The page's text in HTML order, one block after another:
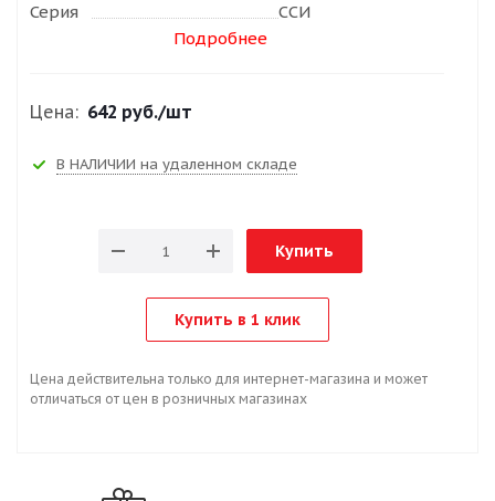
Серия
ССИ
Подробнее
Цена: 642 руб./шт
В НАЛИЧИИ на удаленном складе
Купить
Купить в 1 клик
Цена действительна только для интернет-магазина и может
отличаться от цен в розничных магазинах